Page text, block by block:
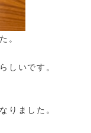
。
しいです。
りました。